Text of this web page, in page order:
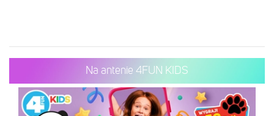
Na antenie 4FUN KIDS